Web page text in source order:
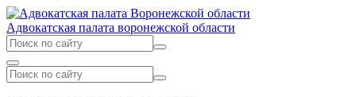
Адвокатская палата воронежской области